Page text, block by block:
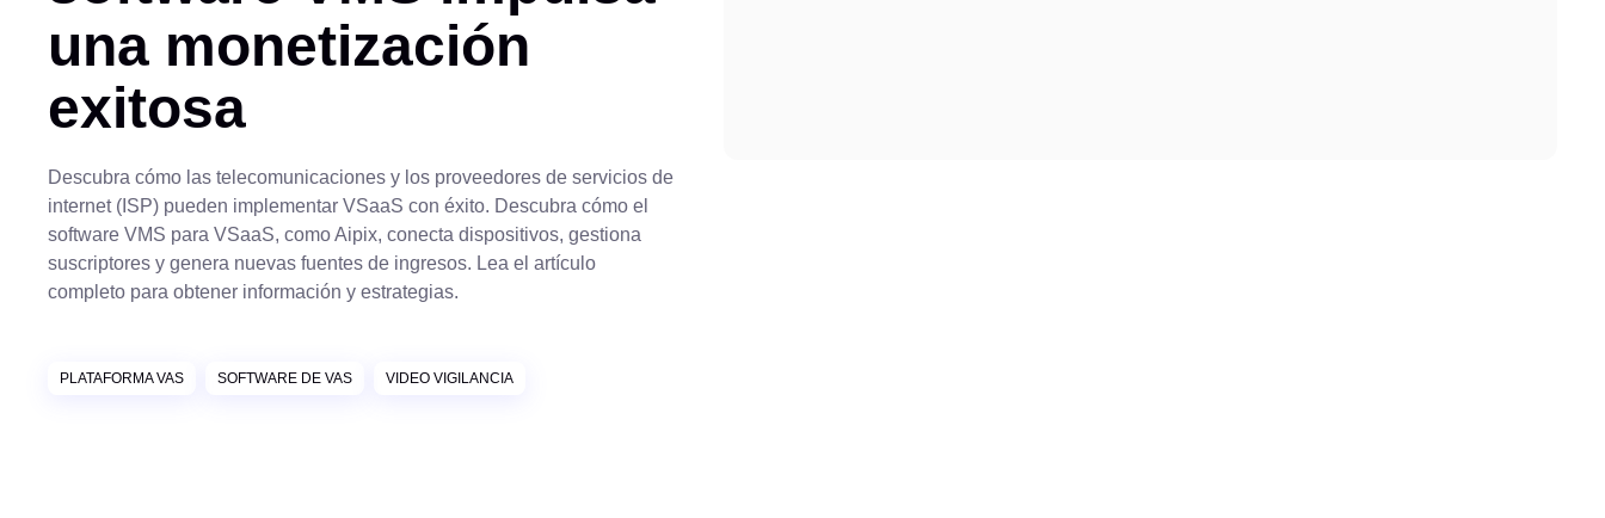
una monetización
exitosa
Descubra cómo las telecomunicaciones y los proveedores de servicios de
internet (ISP) pueden implementar VSaaS con éxito. Descubra cómo el
software VMS para VSaaS, como Aipix, conecta dispositivos, gestiona
suscriptores y genera nuevas fuentes de ingresos. Lea el artículo
completo para obtener información y estrategias.
PLATAFORMA VAS SOFTWARE DE VAS VIDEO VIGILANCIA